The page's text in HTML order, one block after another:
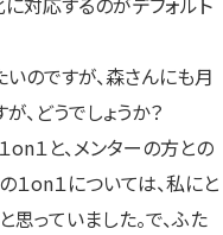
いのですが、森さんにも月
、どうでしょうか？
on１と、メンターの方との
１on１については、私にと
っていました。で、ふた